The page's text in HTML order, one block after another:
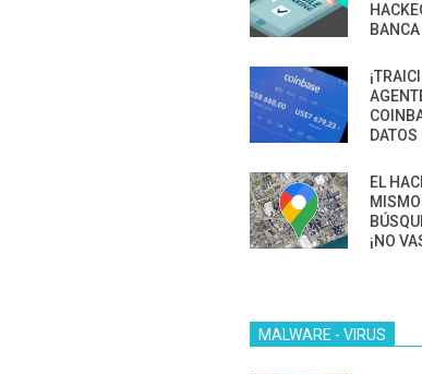
DATOS
EL
¡NO
MALWARE - VIRUS